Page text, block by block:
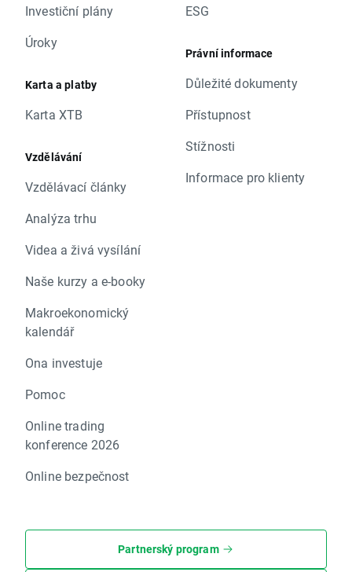
Investiční plány
Úroky
Karta a platby
Karta XTB
Vzdělávání
Vzdělávací články
Analýza trhu
Videa a živá vysílání
Naše kurzy a e-booky
Makroekonomický
kalendář
Ona investuje
Pomoc
Online trading
konference 2026
Online bezpečnost
ESG
Právní informace
Důležité dokumenty
Přístupnost
Stížnosti
Informace pro klienty
Partnerský program